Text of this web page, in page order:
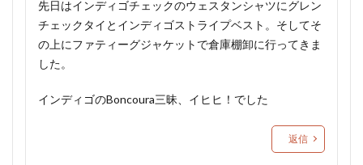
先日はインディゴチェックのウェスタンシャツにグレン
チェックタイとインディゴストライプベスト。そしてそ
の上にファティーグジャケットで倉庫棚卸に行ってきま
した。
インディゴのBoncoura三昧、イヒヒ！でした
返信